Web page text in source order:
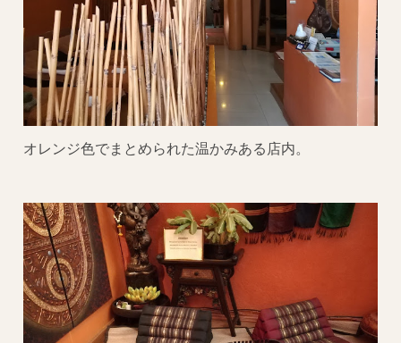
オレンジ色でまとめられた温かみある店内。